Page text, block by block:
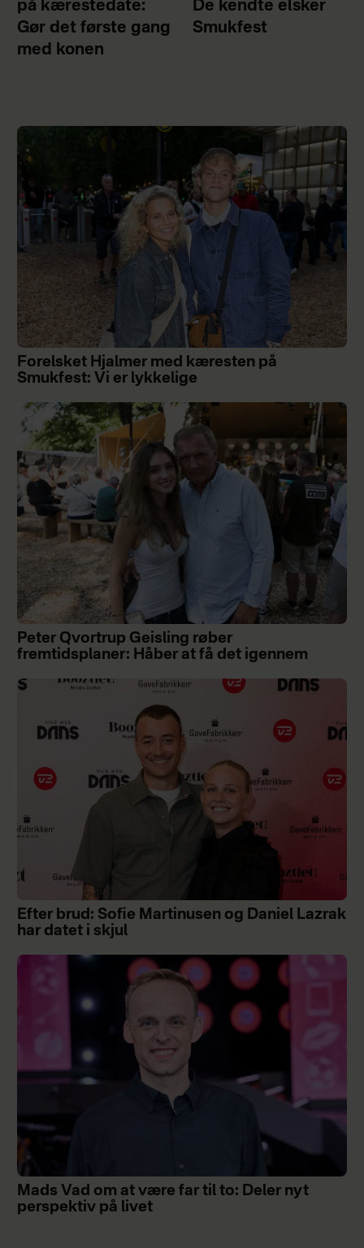
på kærestedate:
Gør det første gang
med konen
De kendte elsker
Smukfest
Forelsket Hjalmer med kæresten på
Smukfest: Vi er lykkelige
Peter Qvortrup Geisling røber
fremtidsplaner: Håber at få det igennem
Efter brud: Sofie Martinusen og Daniel Lazrak
har datet i skjul
Mads Vad om at være far til to: Deler nyt
perspektiv på livet